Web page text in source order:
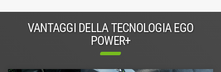
VANTAGGI DELLA TECNOLOGIA EGO
POWER+